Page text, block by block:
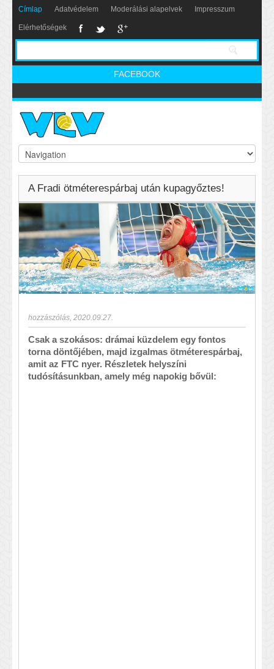
Címlap Adatvédelem Moderálási alapelvek Impresszum
Elérhetőségek
FACEBOOK
A Fradi ötméterespárbaj után kupagyőztes!
hozzászólás 2020.09.27.
Csak a szokásos: drámai küzdelem egy fontos
torna döntőjében, majd izgalmas ötméterespárbaj,
amit az FTC nyer. Részletek helyszíni
tudósításunkban, amely még napokig bővül: